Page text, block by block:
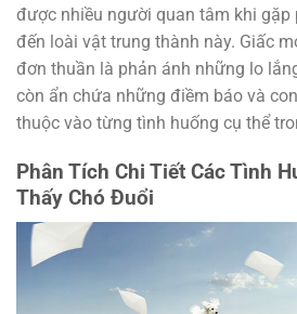
được nhiều người quan tâm khi gặp
đến loài vật trung thành này. Giấc
đơn thuần là phản ánh những lo
còn ẩn chứa những điềm báo và
thuộc vào từng tình huống cụ thể
Phân Tích Chi Tiết Các Tình
Thấy Chó Đuổi